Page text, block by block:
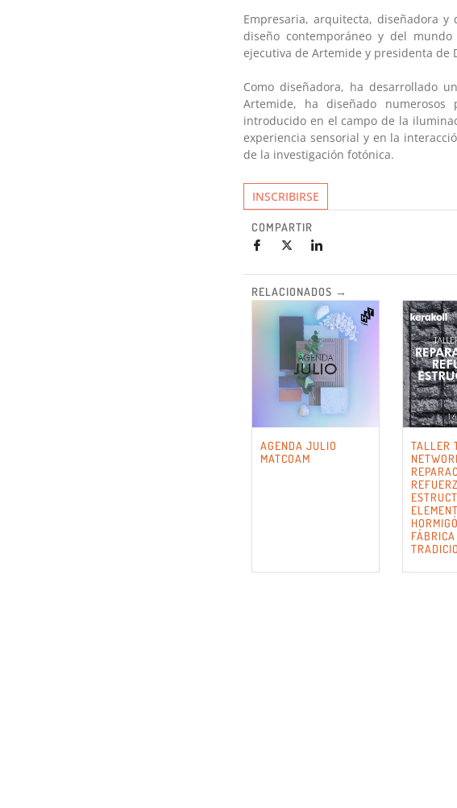
Empresaria, arquitecta, diseñadora
diseño contemporáneo y del
ejecutiva de Artemide y presidenta de
Como diseñadora, ha desarrollado
Artemide, ha diseñado
introducido en el campo de la
experiencia sensorial y en la
de la investigación fotónica.
INSCRIBIRSE
COMPARTIR
RELACIONADOS →
AGENDA JULIO
MATCOAM
TALLER
FÁBRICA